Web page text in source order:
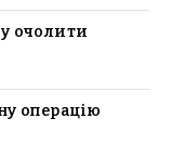
очолити
операцію